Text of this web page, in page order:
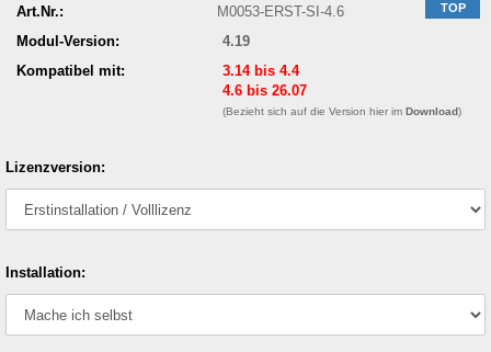
TOP
Art.Nr.:
M0053-ERST-SI-4.6
Modul-Version:
4.19
Kompatibel mit:
3.14 bis 4.4
4.6 bis 26.07
(Bezieht sich auf die Version hier im Download)
Lizenzversion:
Installation: